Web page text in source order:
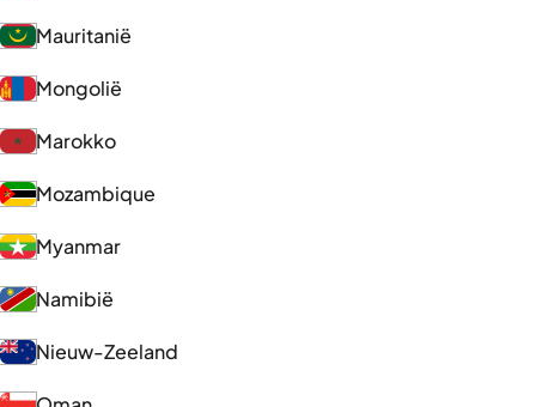
Mauritanië
Mongolië
Marokko
Mozambique
Myanmar
Namibië
Nieuw-Zeeland